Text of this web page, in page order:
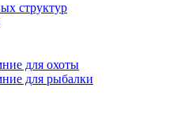
структур
для охоты
для рыбалки